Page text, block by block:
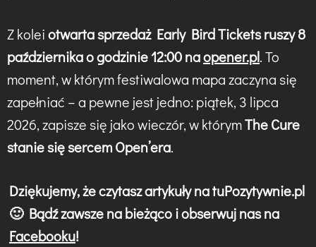
Z koleiotwarta sprzedaż Early Bird Tickets ruszy 8
października o godzinie 12:00 naopener.pl. To
moment, w którym festiwalowa mapa zaczyna się
zapełniać – a pewne jest jedno: piątek, 3 lipca
2026, zapisze się jako wieczór, w którymThe Cure
stanie się sercem Open’era.
Dziękujemy, że czytasz artykuły na tuPozytywnie.pl
🙂 Bądź zawsze na bieżąco i obserwuj nas na
Facebooku!